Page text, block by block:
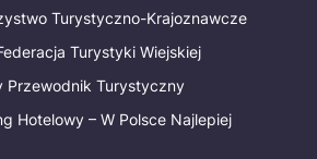
Turystyczno-Krajoznawcze
Turystyki Wiejskiej
Przewodnik Turystyczny
Hotelowy – W Polsce Najlepiej